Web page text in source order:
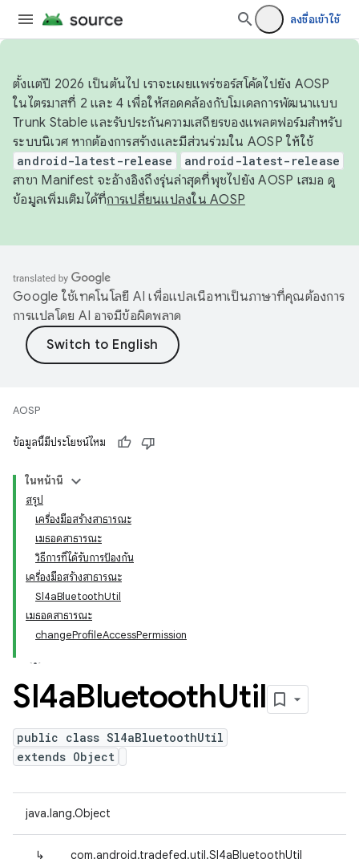
ลงชื่อเข้าใช้
ตั้งแต่ปี 2026 เป็นต้นไป เราจะเผยแพร่ซอร์สโค้ดไปยัง AOSP
ในไตรมาสที่ 2 และ 4 เพื่อให้สอดคล้องกับโมเดลการพัฒนาแบบ
Trunk Stable และรับประกันความเสถียรของแพลตฟอร์มสำหรับ
ระบบนิเวศ หากต้องการสร้างและมีส่วนร่วมใน AOSP ให้ใช้
android-latest-release android-latest-release
สาขา Manifest จะอ้างอิงถึงรุ่นล่าสุดที่พุชไปยัง AOSP เสมอ ดู
ข้อมูลเพิ่มเติมได้ที่การเปลี่ยนแปลงใน AOSP
Google ใช้เทคโนโลยี AI เพื่อแปลเนื้อหาเป็นภาษาที่คุณต้องการ
การแปลโดย AI อาจมีข้อผิดพลาด
AOSP
ข้อมูลนี้มีประโยชน์ไหม
ในหน้านี้
สรุป
เครื่องมือสร้างสาธารณะ
เมธอดสาธารณะ
วิธีการที่ได้รับการป้องกัน
เครื่องมือสร้างสาธารณะ
Sl4aBluetoothUtil
เมธอดสาธารณะ
changeProfileAccessPermission
Sl4aBluetoothUtil
public class Sl4aBluetoothUtil
extends Object
java.lang.Object
↳ com.android.tradefed.util.Sl4aBluetoothUtil